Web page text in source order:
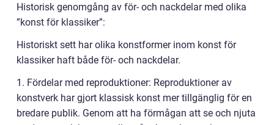
Historisk genomgång av för- och nackdelar med olika
”konst för klassiker”:
Historiskt sett har olika konstformer inom konst för
klassiker haft både för- och nackdelar.
1. Fördelar med reproduktioner: Reproduktioner av
konstverk har gjort klassisk konst mer tillgänglig för en
bredare publik. Genom att ha förmågan att se och njuta